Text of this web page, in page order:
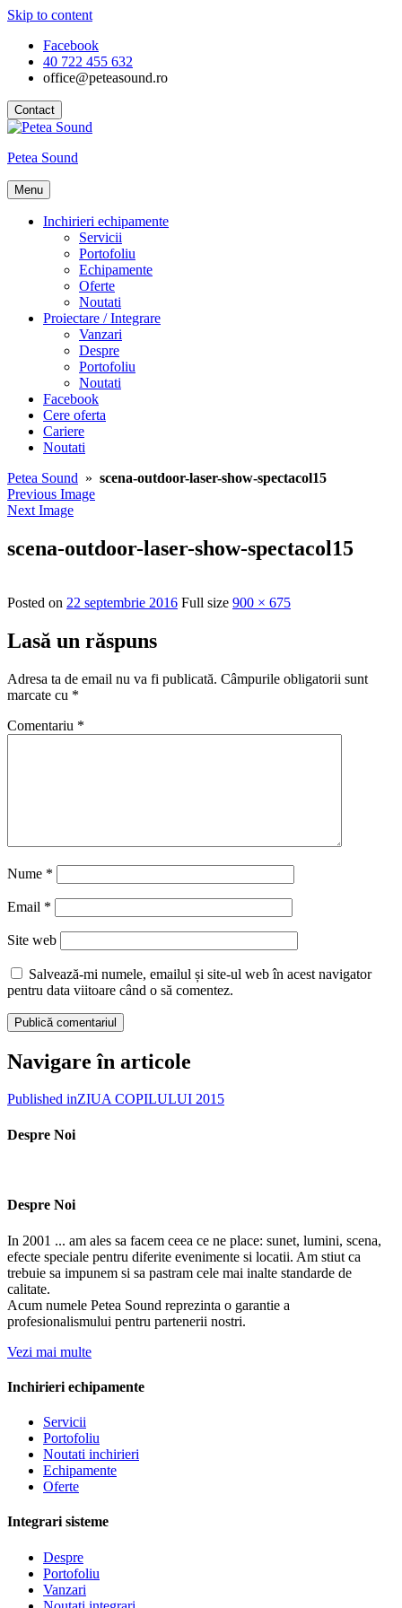
Skip to content
Facebook
40 722 455 632
office@peteasound.ro
Contact
Petea Sound
Menu
Inchirieri echipamente
Servicii
Portofoliu
Echipamente
Oferte
Noutati
Proiectare / Integrare
Vanzari
Despre
Portofoliu
Noutati
Facebook
Cere oferta
Cariere
Noutati
Petea Sound » scena-outdoor-laser-show-spectacol15
Previous Image
Next Image
scena-outdoor-laser-show-spectacol15
Posted on 22 septembrie 2016 Full size 900 × 675
Lasă un răspuns
Adresa ta de email nu va fi publicată. Câmpurile obligatorii sunt
marcate cu *
Comentariu *
Nume *
Email *
Site web
Salvează-mi numele, emailul și site-ul web în acest navigator
pentru data viitoare când o să comentez.
Navigare în articole
Published inZIUA COPILULUI 2015
Despre Noi
Despre Noi
In 2001 ... am ales sa facem ceea ce ne place: sunet, lumini, scena,
efecte speciale pentru diferite evenimente si locatii. Am stiut ca
trebuie sa impunem si sa pastram cele mai inalte standarde de
calitate.
Acum numele Petea Sound reprezinta o garantie a
profesionalismului pentru partenerii nostri.
Vezi mai multe
Inchirieri echipamente
Servicii
Portofoliu
Noutati inchirieri
Echipamente
Oferte
Integrari sisteme
Despre
Portofoliu
Vanzari